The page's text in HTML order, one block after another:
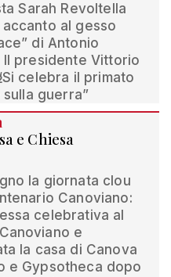
Sarah Revoltella
al gesso
di Antonio
Il presidente Vittorio
celebra il primato
sulla guerra”
e Chiesa
la giornata clou
Canoviano:
celebrativa al
e
la casa di Canova
e Gypsotheca dopo